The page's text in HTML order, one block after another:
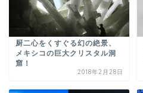
厨二心をくすぐる幻の絶景、
メキシコの巨大クリスタル洞
窟！
2018年2月28日